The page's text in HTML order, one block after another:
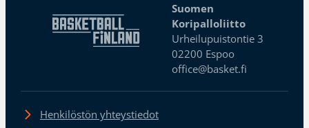
Suomen
Koripalloliitto
Urheilupuistontie 3
02200 Espoo
office@basket.fi
Henkilöstön yhteystiedot